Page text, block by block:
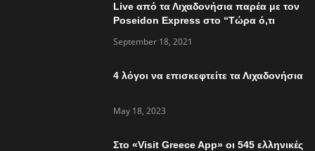
Live από τα Λιχαδονήσια παρέα με τον
Poseidon Express στο “Τώρα ό,τι
September 18, 2021
4 λόγοι να επισκεφτείτε τα Λιχαδονήσια
May 18, 2023
Στο «Visit Greece App» οι 545 ελληνικές